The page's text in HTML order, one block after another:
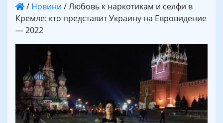
/ Новини /Любовь к наркотикам и селфи в
Кремле: кто представит Украину на Евровидение
— 2022